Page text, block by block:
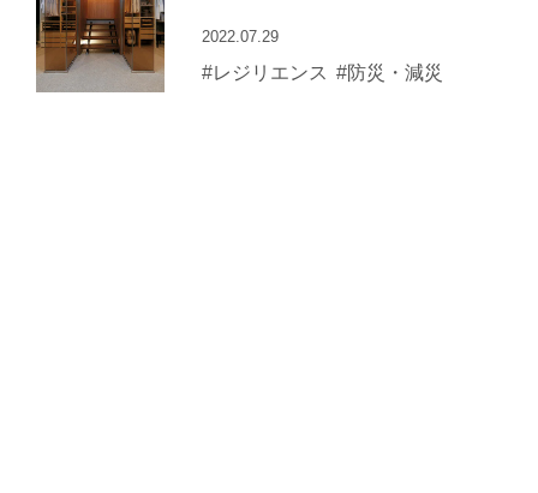
2022.07.29
#レジリエンス #防災・減災